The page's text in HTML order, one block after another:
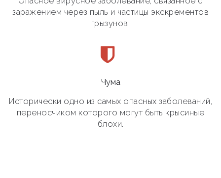
заражением через пыль и частицы экскрементов
грызунов.
Чума
Исторически одно из самых опасных заболеваний,
переносчиком которого могут быть крысиные
блохи.